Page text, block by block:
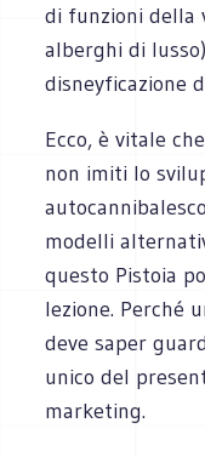
di funzioni della
alberghi di
disneyficazione
Ecco, è vitale
non imiti lo
modelli
questo Pistoia
lezione. Perché
deve saper
unico del
marketing.